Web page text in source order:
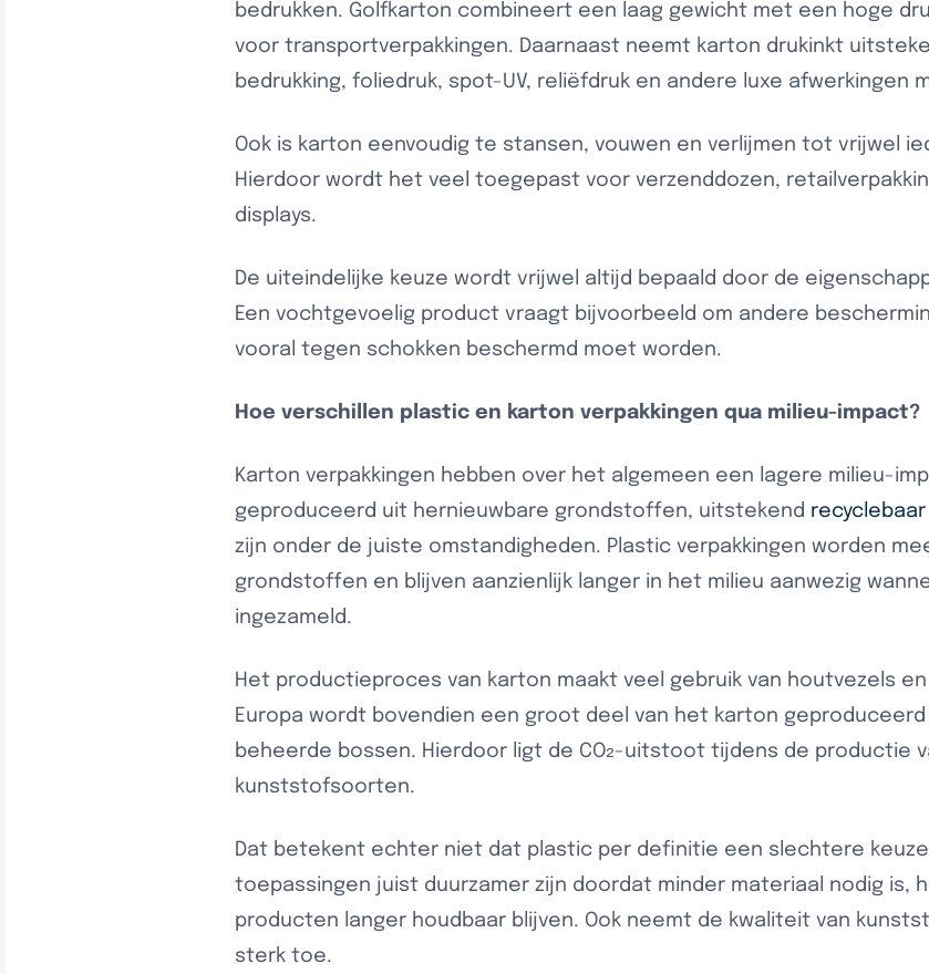
bedrukken. Golfkarton combineert een laag gewicht met een hoge
voor transportverpakkingen. Daarnaast neemt karton drukinkt
bedrukking, foliedruk, spot-UV, reliëfdruk en andere luxe afwerkingen
Ook is karton eenvoudig te stansen, vouwen en verlijmen tot vrijwel
Hierdoor wordt het veel toegepast voor verzenddozen,
displays.
De uiteindelijke keuze wordt vrijwel altijd bepaald door de
Een vochtgevoelig product vraagt bijvoorbeeld om andere
vooral tegen schokken beschermd moet worden.
Hoe verschillen plastic en karton verpakkingen qua milieu-impact?
Karton verpakkingen hebben over het algemeen een lagere milieu-
geproduceerd uit hernieuwbare grondstoffen, uitstekend recyclebaar
zijn onder de juiste omstandigheden. Plastic verpakkingen worden
grondstoffen en blijven aanzienlijk langer in het milieu aanwezig
ingezameld.
Het productieproces van karton maakt veel gebruik van houtvezels
Europa wordt bovendien een groot deel van het karton
beheerde bossen. Hierdoor ligt de CO₂-uitstoot tijdens de productie
kunststofsoorten.
Dat betekent echter niet dat plastic per definitie een slechtere
toepassingen juist duurzamer zijn doordat minder materiaal nodig is,
producten langer houdbaar blijven. Ook neemt de kwaliteit van
sterk toe.